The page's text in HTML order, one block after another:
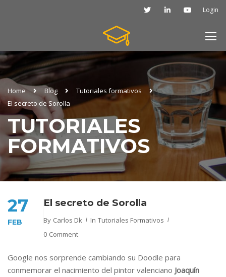
Login
Home Blog
Tutoriales formativos
El secreto de Sorolla
TUTORIALES
FORMATIVOS
27
FEB
El secreto de Sorolla
By Carlos Dk In Tutoriales Formativos
0 Comment
Google nos sorprende cambiando su Doodle para
conmemorar el nacimiento del pintor valenciano Joaquín